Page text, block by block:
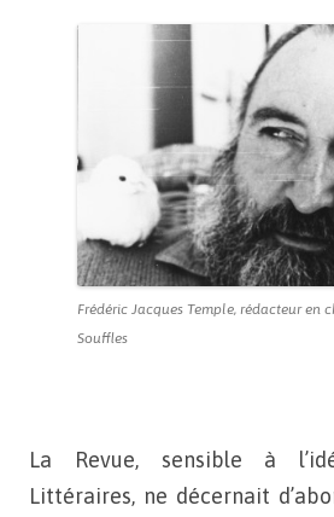
Frédéric Jacques Temple, rédacteur en
Souffles
La Revue, sensible à
Littéraires, ne décernait